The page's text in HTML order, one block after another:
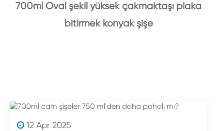
700ml Oval şekil yüksek çakmaktaşı plaka
bitirmek konyak şişe
12 Apr 2025